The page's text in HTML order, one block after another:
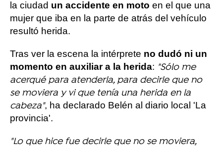
la ciudad un accidente en moto en el que una
mujer que iba en la parte de atrás del vehículo
resultó herida.
Tras ver la escena la intérprete no dudó ni un
momento en auxiliar a la herida: "Sólo me
acerqué para atenderla, para decirle que no
se moviera y vi que tenía una herida en la
cabeza", ha declarado Belén al diario local 'La
provincia'.
"Lo que hice fue decirle que no se moviera,